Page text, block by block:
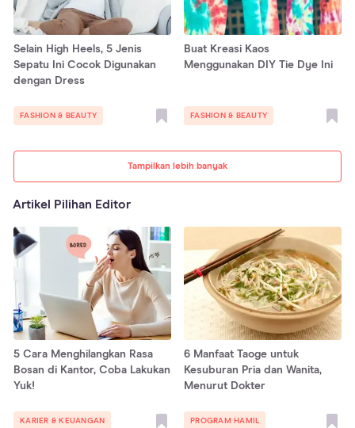
Tampilkan lebih banyak
Selain High Heels, 5 Jenis
Sepatu Ini Cocok Digunakan
dengan Dress
FASHION & BEAUTY
Buat Kreasi Kaos
Menggunakan DIY Tie Dye Ini
FASHION & BEAUTY
Artikel Pilihan Editor
5 Cara Menghilangkan Rasa
Bosan di Kantor, Coba Lakukan
Yuk!
KARIER & KEUANGAN
6 Manfaat Taoge untuk
Kesuburan Pria dan Wanita,
Menurut Dokter
PROGRAM HAMIL